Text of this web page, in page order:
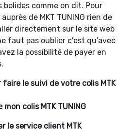
comme on dit. Pour
de MKT TUNING rien de
directement sur le site web
faut pas oublier c’est qu’avec
la possibilité de payer en
faire le suivi de votre colis MTK
mon colis MTK TUNING
le service client MTK